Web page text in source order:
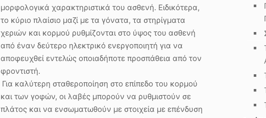
μορφολογικά χαρακτηριστικά του ασθενή. Ειδικότερα,
το κύριο πλαίσιο μαζί με τα γόνατα, τα στηρίγματα
χεριών και κορμού ρυθμίζονται στο ύψος του ασθενή
από έναν δεύτερο ηλεκτρικό ενεργοποιητή για να
αποφευχθεί εντελώς οποιαδήποτε προσπάθεια από τον
φροντιστή.
Για καλύτερη σταθεροποίηση στο επίπεδο του κορμού
και των γοφών, οι λαβές μπορούν να ρυθμιστούν σε
πλάτος και να ενσωματωθούν με στοιχεία με επένδυση